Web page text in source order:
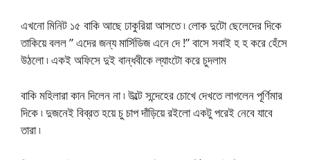
এখনো মিনিট ১৫ বাকি আছে ঢাকুরিয়া আসতে ৷ লোক দুটো ছেলেদের দিকে
তাকিয়ে বলল ” এদের জন্য মার্সিডিজ এনে দে !” বাসে সবাই হ হ করে হেঁসে
উঠলো ৷ একই অফিসে দুই বান্ধবীকে ল্যাংটো করে চুদলাম
বাকি মহিলারা কান দিলেন না ৷ উল্টে সন্দেহের চোখে দেখতে লাগলেন পূর্ণিমার
দিকে ৷ দুজনেই বিব্রত হয়ে চু চাপ দাঁড়িয়ে রইলো একটু পরেই নেবে যাবে
তারা ৷